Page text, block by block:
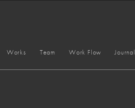
Works Team Work Flow Journal